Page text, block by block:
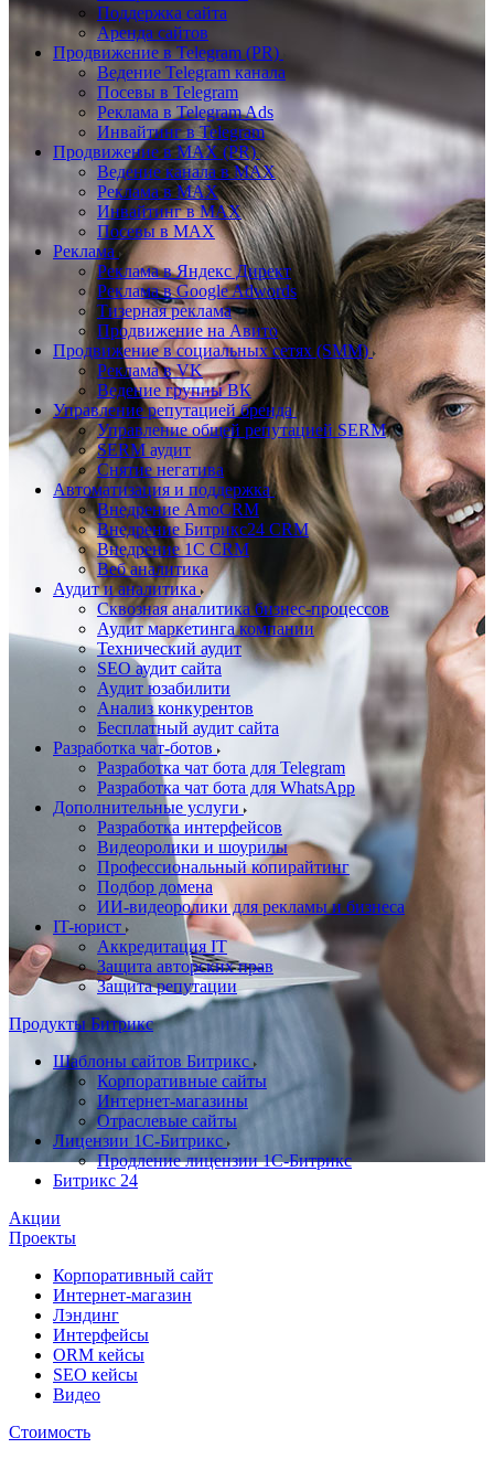
Поддержка сайта
Аренда сайтов
Продвижение в Telegram (PR)
Ведение Telegram канала
Посевы в Telegram
Реклама в Telegram Ads
Инвайтинг в Telegram
Продвижение в MAX (PR)
Ведение канала в MAX
Реклама в MAX
Инвайтинг в MAX
Посевы в MAX
Реклама
Реклама в Яндекс Директ
Реклама в Google Adwords
Тизерная реклама
Продвижение на Авито
Продвижение в социальных сетях (SMM)
Реклама в VK
Ведение группы ВК
Управление репутацией бренда
Управление общей репутацией SERM
SERM аудит
Снятие негатива
Автоматизация и поддержка
Внедрение AmoCRM
Внедрение Битрикс24 CRM
Внедрение 1C CRM
Веб аналитика
Аудит и аналитика
Сквозная аналитика бизнес-процессов
Аудит маркетинга компании
Технический аудит
SEO аудит сайта
Аудит юзабилити
Анализ конкурентов
Бесплатный аудит сайта
Разработка чат-ботов
Разработка чат бота для Telegram
Разработка чат бота для WhatsApp
Дополнительные услуги
Разработка интерфейсов
Видеоролики и шоурилы
Профессиональный копирайтинг
Подбор домена
ИИ-видеоролики для рекламы и бизнеса
IT-юрист
Аккредитация IT
Защита авторских прав
Защита репутации
Продукты Битрикс
Шаблоны сайтов Битрикс
Корпоративные сайты
Интернет-магазины
Отраслевые сайты
Лицензии 1С-Битрикс
Продление лицензии 1С-Битрикс
Битрикс 24
Акции
Проекты
Корпоративный сайт
Интернет-магазин
Лэндинг
Интерфейсы
ORM кейсы
SEO кейсы
Видео
Стоимость